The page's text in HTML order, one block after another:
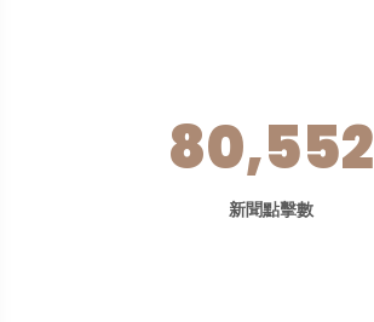
80,552
新聞點擊數